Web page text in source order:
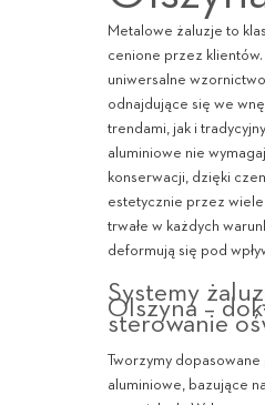
Metalowe żaluzje to
cenione przez
uniwersalne
odnajdujące się we
trendami, jak i
aluminiowe nie
konserwacji, dzięki
estetycznie przez wiele
trwałe w każdych
deformują się pod
Systemy
Olszyna –
sterowanie
Tworzymy dopasowane
aluminiowe, bazujące